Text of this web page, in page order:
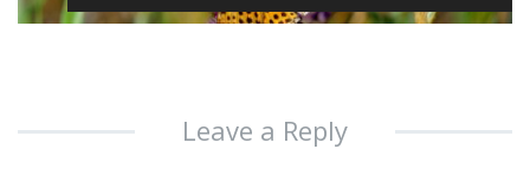
Leave a Reply